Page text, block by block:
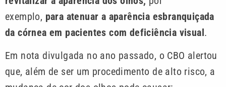
exemplo, para atenuar a aparência esbranquiçada
da córnea em pacientes com deficiência visual.
Em nota divulgada no ano passado, o CBO alertou
que, além de ser um procedimento de alto risco, a